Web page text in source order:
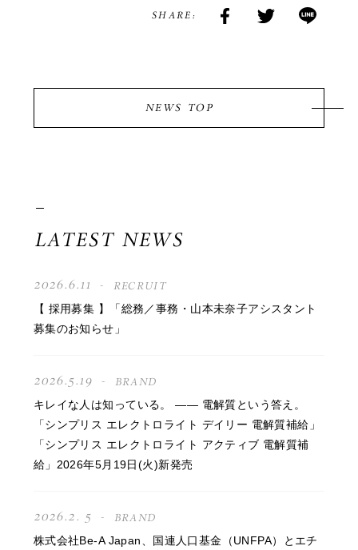
SHARE:
NEWS TOP
LATEST NEWS
2026.6.11 RECRUIT
【 採用募集 】「総務／事務・山本未奈子アシスタント
募集のお知らせ」
2026.5.19 BRAND
キレイな人は知っている。 —— 電解質という答え。
「シンプリス エレクトロライト デイリー 電解質補給」
「シンプリス エレクトロライト アクティブ 電解質補
給」2026年5月19日(火)新発売
2026.2. 5 BRAND
株式会社Be-A Japan、国連人口基金（UNFPA）とエチ